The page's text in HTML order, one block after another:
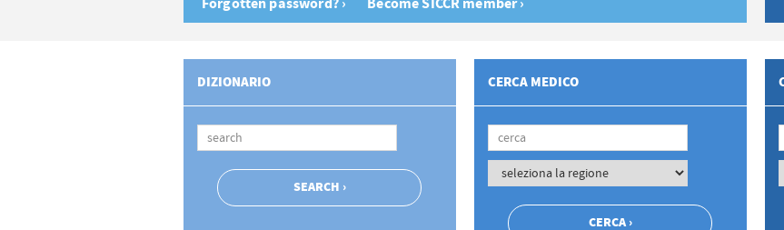
Forgotten password? › Become SICCR member ›
DIZIONARIO CERCA MEDICO